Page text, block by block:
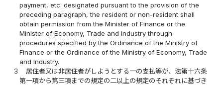
payment, etc. designated pursuant to the provision of the
preceding paragraph, the resident or non-resident shall
obtain permission from the Minister of Finance or the
Minister of Economy, Trade and Industry through
procedures specified by the Ordinance of the Ministry of
Finance or the Ordinance of the Ministry of Economy, Trade
and Industry.
３
居住者又は非居住者がしようとする一の支払等が、法第十六条
第一項から第三項までの規定の二以上の規定のそれぞれに基づき